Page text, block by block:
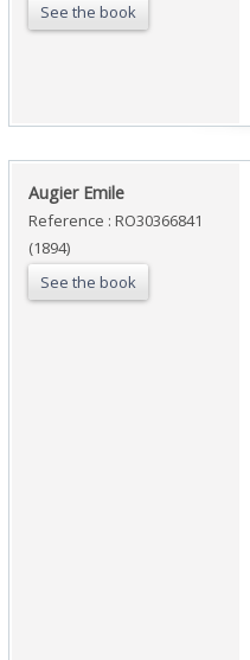
See the book
‎Augier Emile‎
Reference : RO30366841
(1894)
See the book